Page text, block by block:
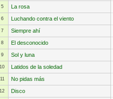
5 La rosa
6 Luchando contra el viento
7 Siempre ahí
8 El desconocido
9 Sol y luna
10 Latidos de la soledad
11 No pidas más
12 Disco